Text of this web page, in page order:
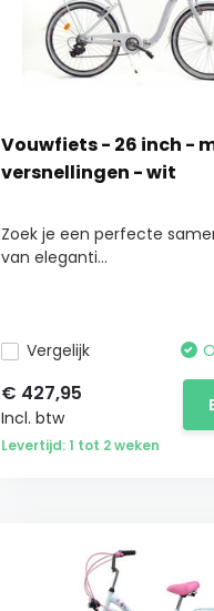
Vouwfiets - 26 inch -
versnellingen - wit
Zoek je een perfecte
van eleganti...
Vergelijk
€ 427,95
Incl. btw
Levertijd: 1 tot 2 weken